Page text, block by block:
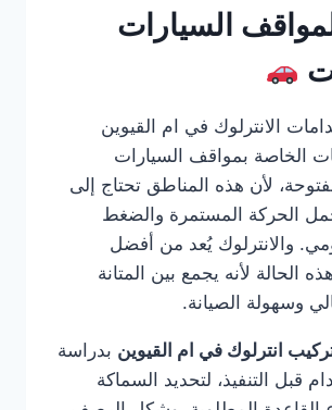
لمواقف السيارات
الانترلوك في ام القيوين
الخاصة بمواقف السيارات
لأن هذه المناطق تحتاج إلى
الحركة المستمرة والضغط
والانترلوك يُعد من أفضل
الحالة لأنه يجمع بين المتانة
وسهولة الصيانة.
انترلوك في ام القيوين بدراسة
قبل التنفيذ، لتحديد السماكة